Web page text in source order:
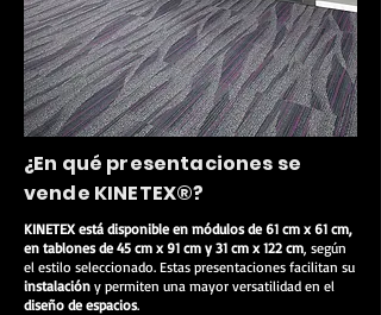
¿En qué presentaciones se
vende KINETEX®?
KINETEX está disponible en módulos de 61 cm x 61 cm,
en tablones de 45 cm x 91 cm y 31 cm x 122 cm, según
el estilo seleccionado. Estas presentaciones facilitan su
instalación y permiten una mayor versatilidad en el
diseño de espacios.